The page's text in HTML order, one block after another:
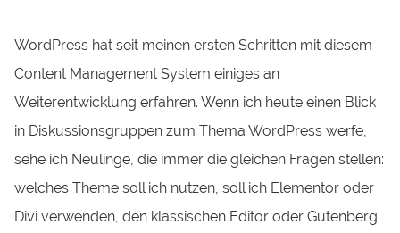
WordPress hat seit meinen ersten Schritten mit diesem
Content Management System einiges an
Weiterentwicklung erfahren. Wenn ich heute einen Blick
in Diskussionsgruppen zum Thema WordPress werfe,
sehe ich Neulinge, die immer die gleichen Fragen stellen:
welches Theme soll ich nutzen, soll ich Elementor oder
Divi verwenden, den klassischen Editor oder Gutenberg